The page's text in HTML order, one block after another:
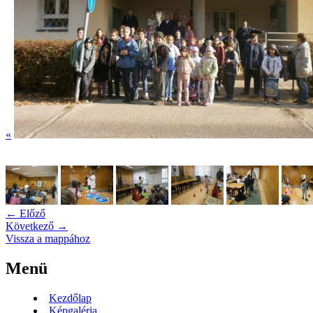
«
← Előző
Következő →
Vissza a mappához
Menü
Kezdőlap